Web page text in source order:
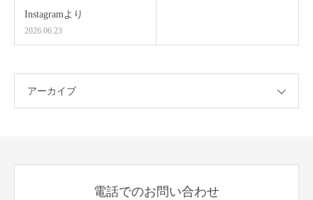
Instagramより
2026.06.23
アーカイブ
電話でのお問い合わせ